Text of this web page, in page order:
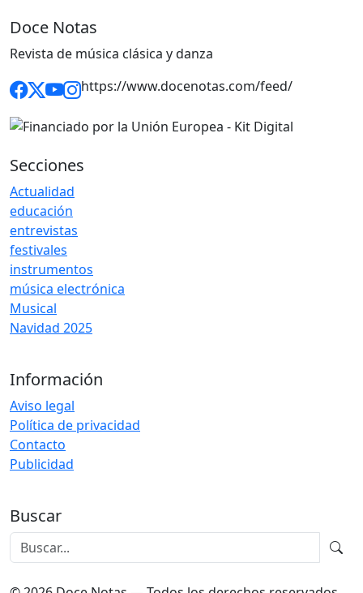
Doce Notas
Revista de música clásica y danza
https://www.docenotas.com/feed/
Secciones
Actualidad
educación
entrevistas
festivales
instrumentos
música electrónica
Musical
Navidad 2025
Información
Aviso legal
Política de privacidad
Contacto
Publicidad
Buscar